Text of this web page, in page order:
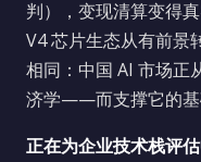
判），变现清算变得
V4 芯片生态从有前景
相同：中国 AI 市场正
济学——而支撑它的基
正在为企业技术栈评